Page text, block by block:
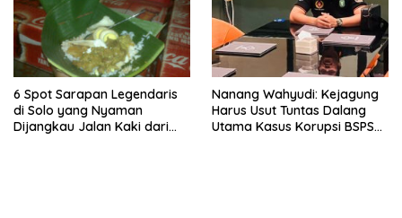
6 Spot Sarapan Legendaris
di Solo yang Nyaman
Dijangkau Jalan Kaki dari
Nanang Wahyudi: Kejagung
Harus Usut Tuntas Dalang
Utama Kasus Korupsi BSPS